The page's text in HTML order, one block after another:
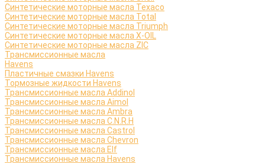
Синтетические моторные масла Texaco
Синтетические моторные масла Total
Синтетические моторные масла Triumph
Синтетические моторные масла X-OIL
Синтетические моторные масла ZIC
Трансмиссионные масла
Havens
Пластичные смазки Havens
Тормозные жидкости Havens
Трансмиссионные масла Addinol
Трансмиссионные масла Aimol
Трансмиссионные масла Ambra
Трансмиссионные масла C.N.R.H
Трансмиссионные масла Castrol
Трансмиссионные масла Chevron
Трансмиссионные масла Elf
Трансмиссионные масла Havens